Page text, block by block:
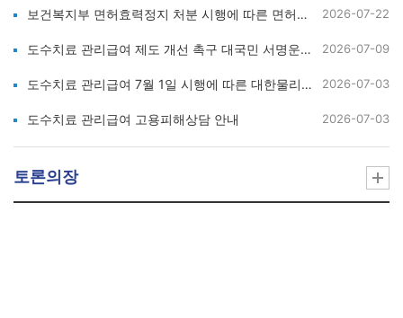
보건복지부 면허효력정지 처분 시행에 따른 면허신고 안내 2026-07-22
도수치료 관리급여 제도 개선 촉구 대국민 서명운동 및 피해사례 수집 안내 2026-07-09
도수치료 관리급여 7월 1일 시행에 따른 대한물리치료사협회 성명서 2026-07-03
도수치료 관리급여 고용피해상담 안내 2026-07-03
토론의장